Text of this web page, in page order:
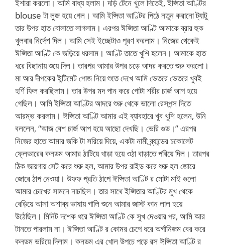
ইশারা করলো। আমি বাধ্য হলাম। দড়ি টেনে খুলে দিতেই, ইপ্সিতা আণ্টির
blouse টা লুজ হয়ে গেল। আমি ইপ্সিতা আণ্টির পিঠে নতুন করানো ট্যাটু
তার উপর হাত বোলাতে লাগলাম। এরপর ঈপ্সিতা আণ্টি আমাকে ব্রার হুক
খুলবার নির্দেশ দিল। আমি সেই ইচ্ছেটাও পূরণ করলাম। নিজের থেকেই
ঈপ্সিতা আণ্টি কে জড়িয়ে ধরলাম। আণ্টি তাতে খুশি হলেন। আমাকে হাত
ধরে বিছানায় শুয়ে দিল। তারপর আমার উপর চড়ে আদর করতে শুরু করলো।
মা আর দীপকের ইন্টিমেট পোজ নিয়ে শুতে দেখে আমি ভেতরে ভেতরে খুবই
হর্ণি ফিল করছিলাম। তার উপর মদ পান করে গোটা শরীর চার্জ আপ হয়ে
গেছিল। আমি ইপ্সিতা আণ্টির আদরে শুরু থেকে ভালো রেসপন্স দিতে
আরম্ভ করলাম। ঈপ্সিতা আণ্টি আমার এই ব্যাবহারে খুব খুশি হলেন, উনি
বললেন, “আজ বেশ চার্জ আপ হয়ে আছো দেখছি। ভেরি গুড।” এরপর
নিজের হাতে আমার জকি টা সরিয়ে দিয়ে, একটা নামী ব্র্যান্ডের চকোলেট
ফ্লেভারের কনডম আমার ঠাটিয়ে খাড়া হয়ে ওঠা বাড়াতে পরিয়ে দিল। তারপর
ঠিক জায়গায় সেট করে শুরু হল, আমার উপর রাইড করে শুরু হল জোরে
জোরে ঠাপ নেওয়া। উফফ প্রতি ঠাপে ঈপ্সিতা আণ্টি র মোটা মাই গুলো
আমার চোখের সামনে নাচছিল। তার সাথে ইপ্সিতার আণ্টির মুখ থেকে
বেড়িয়ে আসা অশাব্য ভাষায় গালি শুনে আমার জাস্ট কান লাল হয়ে
উঠেছিল। মিনিট দশেক ধরে ঈপ্সিতা আণ্টি কে সুখ দেওয়ার পর, আমি আর
টানতে পারলাম না। ঈপ্সিতা আণ্টি র কোমর চেপে ধরে অর্গানিজম বের করে
কনডম ভরিয়ে দিলাম। কনডম এর খোল উপচে পড়ে রস ঈপ্সিতা আণ্টি র